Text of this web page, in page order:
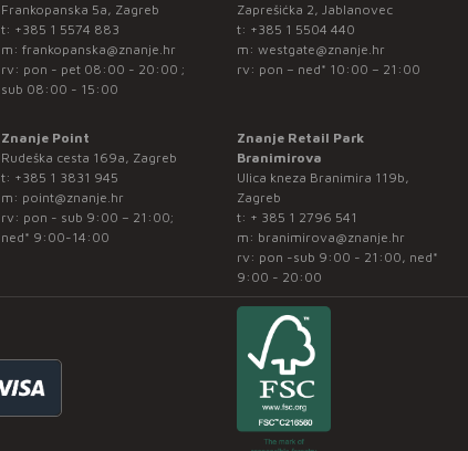
Frankopanska 5a, Zagreb
t: +385 1 5574 883
m: frankopanska@znanje.hr
rv: pon - pet 08:00 - 20:00 ;
sub 08:00 - 15:00
Zaprešićka 2, Jablanovec
t: +385 1 5504 440
m: westgate@znanje.hr
rv: pon – ned* 10:00 – 21:00
Znanje Point
Rudeška cesta 169a, Zagreb
t: +385 1 3831 945
m: point@znanje.hr
rv: pon - sub 9:00 – 21:00;
ned* 9:00-14:00
Znanje Retail Park
Branimirova
Ulica kneza Branimira 119b,
Zagreb
t: + 385 1 2796 541
m: branimirova@znanje.hr
rv: pon -sub 9:00 - 21:00, ned*
9:00 - 20:00